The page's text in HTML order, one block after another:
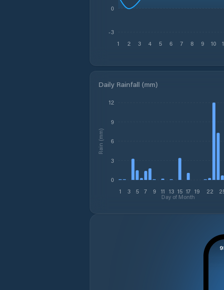
1 2 3 4 5 6 7 8 9 10
-3
0
Daily Rainfall (mm)
1 3 5 7 9 11 13 15 17 19 22
Day of Month
0
3
6
9
12
Rain (mm)